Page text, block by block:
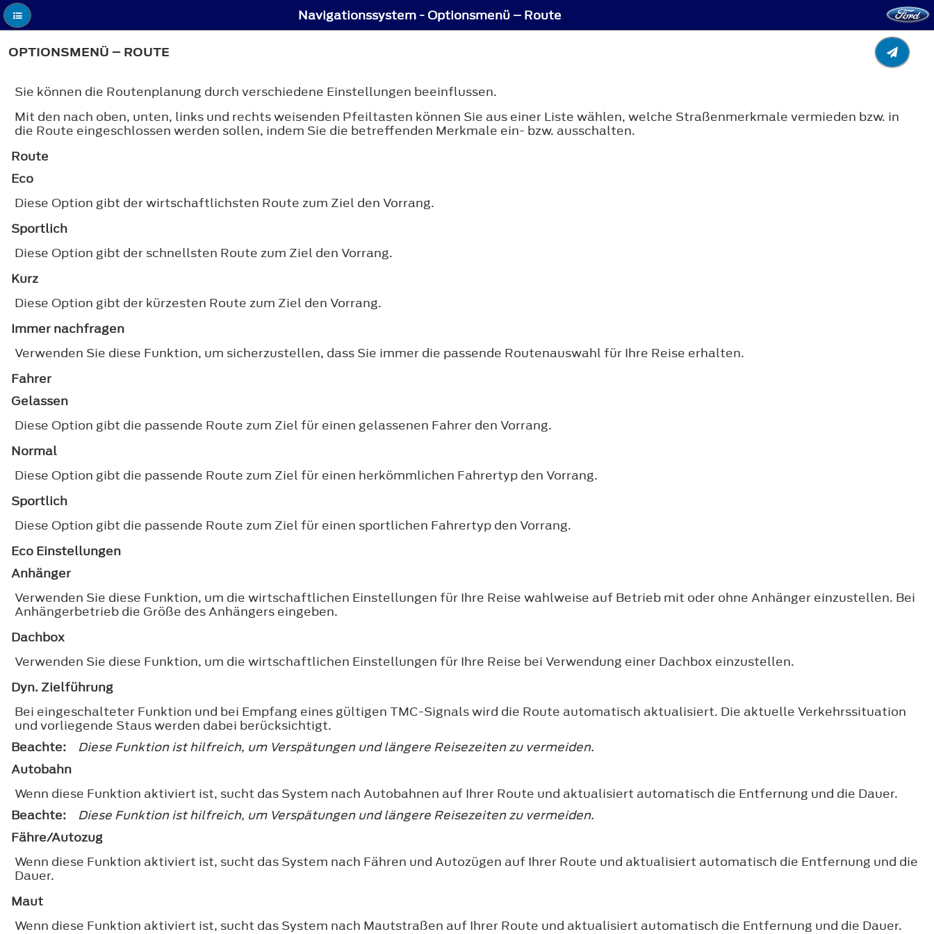
Navigationssystem - Optionsmenü – Route
OPTIONSMENÜ – ROUTE
Sie können die Routenplanung durch verschiedene Einstellungen beeinflussen.
Mit den nach oben, unten, links und rechts weisenden Pfeiltasten können Sie aus einer Liste wählen, welche Straßenmerkmale vermieden bzw. in
die Route eingeschlossen werden sollen, indem Sie die betreffenden Merkmale ein- bzw. ausschalten.
Route
Eco
Diese Option gibt der wirtschaftlichsten Route zum Ziel den Vorrang.
Sportlich
Diese Option gibt der schnellsten Route zum Ziel den Vorrang.
Kurz
Diese Option gibt der kürzesten Route zum Ziel den Vorrang.
Immer nachfragen
Verwenden Sie diese Funktion, um sicherzustellen, dass Sie immer die passende Routenauswahl für Ihre Reise erhalten.
Fahrer
Gelassen
Diese Option gibt die passende Route zum Ziel für einen gelassenen Fahrer den Vorrang.
Normal
Diese Option gibt die passende Route zum Ziel für einen herkömmlichen Fahrertyp den Vorrang.
Sportlich
Diese Option gibt die passende Route zum Ziel für einen sportlichen Fahrertyp den Vorrang.
Eco Einstellungen
Anhänger
Verwenden Sie diese Funktion, um die wirtschaftlichen Einstellungen für Ihre Reise wahlweise auf Betrieb mit oder ohne Anhänger einzustellen. Bei
Anhängerbetrieb die Größe des Anhängers eingeben.
Dachbox
Verwenden Sie diese Funktion, um die wirtschaftlichen Einstellungen für Ihre Reise bei Verwendung einer Dachbox einzustellen.
Dyn. Zielführung
Bei eingeschalteter Funktion und bei Empfang eines gültigen TMC-Signals wird die Route automatisch aktualisiert. Die aktuelle Verkehrssituation
und vorliegende Staus werden dabei berücksichtigt.
Beachte:
Diese Funktion ist hilfreich, um Verspätungen und längere Reisezeiten zu vermeiden.
Autobahn
Wenn diese Funktion aktiviert ist, sucht das System nach Autobahnen auf Ihrer Route und aktualisiert automatisch die Entfernung und die Dauer.
Beachte:
Diese Funktion ist hilfreich, um Verspätungen und längere Reisezeiten zu vermeiden.
Fähre/Autozug
Wenn diese Funktion aktiviert ist, sucht das System nach Fähren und Autozügen auf Ihrer Route und aktualisiert automatisch die Entfernung und die
Dauer.
Maut
Wenn diese Funktion aktiviert ist, sucht das System nach Mautstraßen auf Ihrer Route und aktualisiert automatisch die Entfernung und die Dauer.